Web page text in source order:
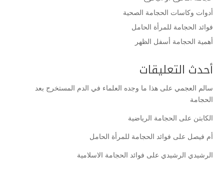
أدوات وكاسات الحجامة الصحية
فوائد الحجامة للمرأة الحامل
أهمية الحجامة أسفل الظهر
أحدث التعليقات
سالم العجمي على هذا ما وجده العلماء في الدم المستخرج بعد
الحجامة
الكابتن على الحجامة الرياضية
أم فيصل على فوائد الحجامة للمرأة الحامل
الرشيدي الرشيدي على فوائد الحجامة الاسلامية